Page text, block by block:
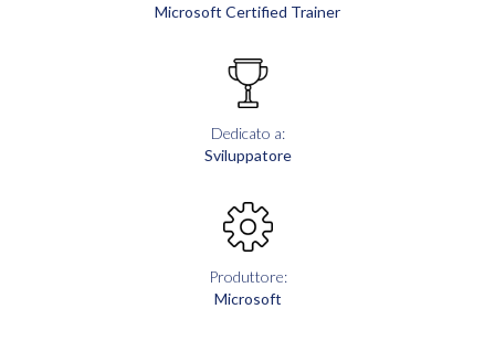
Microsoft Certified Trainer
Dedicato a:
Sviluppatore
Produttore:
Microsoft